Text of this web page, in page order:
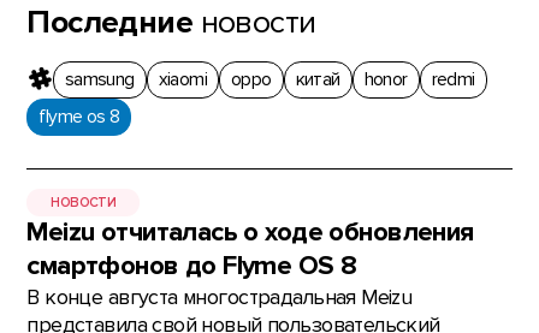
Последние новости
samsung xiaomi oppo китай honor
redmi
flyme os 8
НОВОСТИ
Meizu отчиталась о ходе обновления
смартфонов до Flyme OS 8
В конце августа многострадальная Meizu
представила свой новый пользовательский